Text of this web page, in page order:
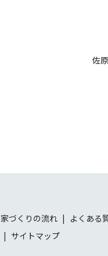
佐
家づくりの流れ
よくある
サイトマップ